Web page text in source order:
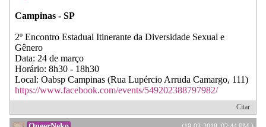
Campinas - SP
2º Encontro Estadual Itinerante da Diversidade Sexual e
Gênero
Data: 24 de março
Horário: 8h30 - 18h30
Local: Oabsp Campinas (Rua Lupércio Arruda Camargo, 111)
https://www.facebook.com/events/549202388797982/
Citar